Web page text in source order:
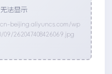
法显示
beijing.aliyuncs.com/wp
262047408426069.jpg